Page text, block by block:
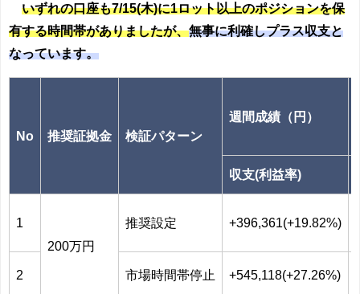
いずれの口座も7/15(木)に1ロット以上のポジションを保
有する時間帯がありましたが、無事に利確しプラス収支と
なっています。
No 推奨証拠金 検証パターン
週間成績（円）
収支(利益率)
1
200万円
推奨設定 +396,361(+19.82%)
2 市場時間帯停止 +545,118(+27.26%)